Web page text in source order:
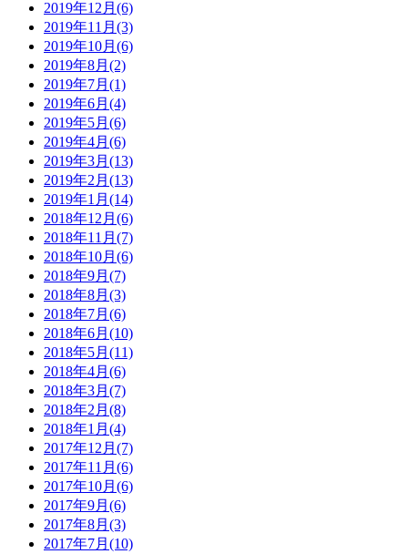
2019年12月(6)
2019年11月(3)
2019年10月(6)
2019年8月(2)
2019年7月(1)
2019年6月(4)
2019年5月(6)
2019年4月(6)
2019年3月(13)
2019年2月(13)
2019年1月(14)
2018年12月(6)
2018年11月(7)
2018年10月(6)
2018年9月(7)
2018年8月(3)
2018年7月(6)
2018年6月(10)
2018年5月(11)
2018年4月(6)
2018年3月(7)
2018年2月(8)
2018年1月(4)
2017年12月(7)
2017年11月(6)
2017年10月(6)
2017年9月(6)
2017年8月(3)
2017年7月(10)